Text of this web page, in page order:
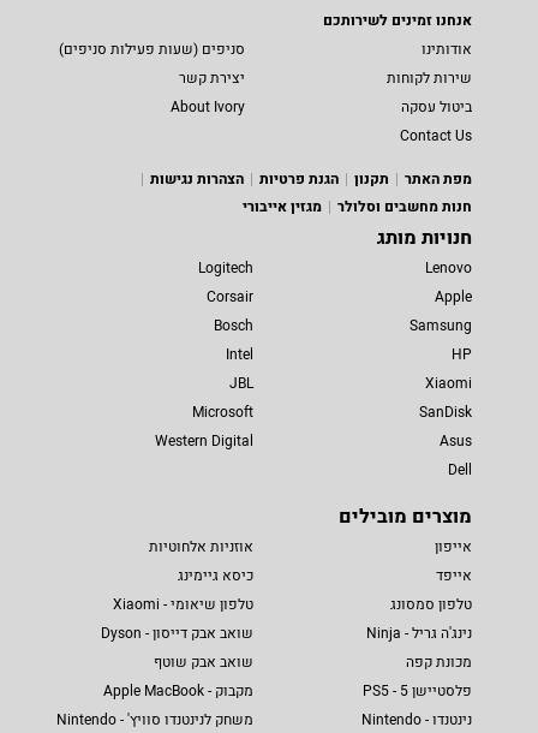
אנחנו זמינים לשירותכם
אודותינו
סניפים (שעות פעילות סניפים)
שירות לקוחות
יצירת קשר
ביטול עסקה
About Ivory
Contact Us
מפת האתר
תקנון הגנת פרטיות
הצהרות נגישות
חנות מחשבים וסלולר
מגזין אייבורי
חנויות מותג
Lenovo
Apple
Samsung
HP
Xiaomi
SanDisk
Asus
Dell
Logitech
Corsair
Bosch
Intel
JBL
Microsoft
Western Digital
מוצרים מובילים
אייפון
אייפד
טלפון סמסונג
נינג'ה גריל - Ninja
מכונת קפה
פלסטיישן 5 - PS5
נינטנדו - Nintendo
אוזניות אלחוטיות
כיסא גיימינג
טלפון שיאומי - Xiaomi
שואב אבק דייסון - Dyson
שואב אבק שוטף
מקבוק - Apple MacBook
משחק לנינטנדו סוויץ' - Nintendo